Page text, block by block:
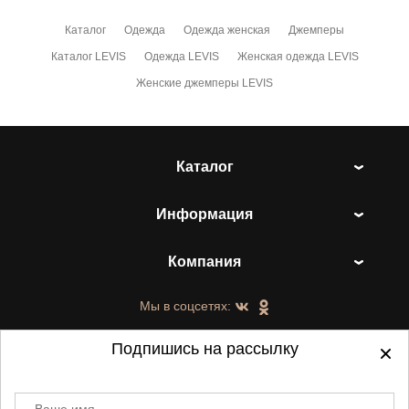
Каталог Одежда Одежда женская Джемперы
Каталог LEVIS Одежда LEVIS Женская одежда LEVIS
Женские джемперы LEVIS
Каталог
Информация
Компания
Мы в соцсетях:
Подпишись на рассылку